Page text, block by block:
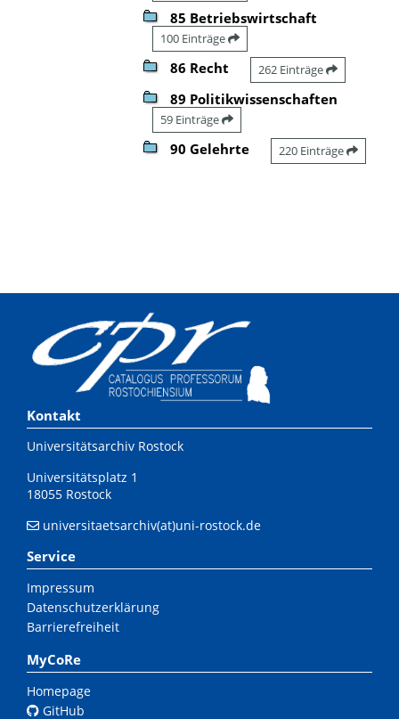
85 Betriebswirtschaft
100 Einträge
86 Recht 262 Einträge
89 Politikwissenschaften
59 Einträge
90 Gelehrte 220 Einträge
Kontakt
Universitätsarchiv Rostock
Universitätsplatz 1
18055 Rostock
universitaetsarchiv(at)uni-rostock.de
Service
Impressum
Datenschutzerklärung
Barrierefreiheit
MyCoRe
Homepage
GitHub